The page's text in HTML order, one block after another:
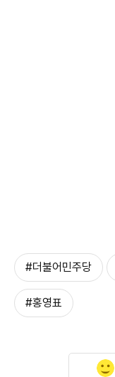
#더불어민주당
#홍영표